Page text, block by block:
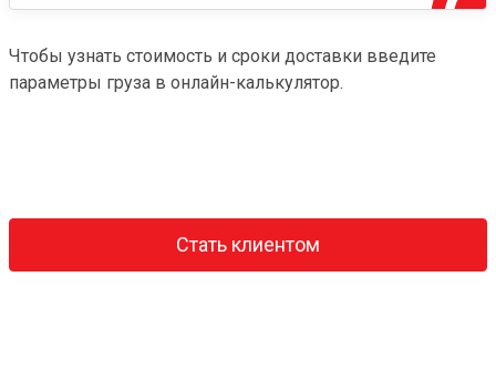
Чтобы узнать стоимость и сроки доставки введите
параметры груза в онлайн-калькулятор.
Стать клиентом